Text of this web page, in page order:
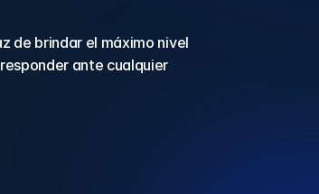
de brindar el máximo nivel
ante cualquier